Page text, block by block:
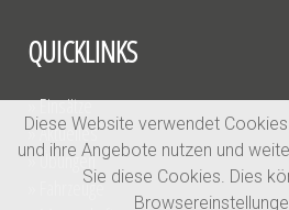
QUICKLINKS
» Einsätze
» Aktuelles
» Übungen
» Fahrzeuge
Diese Website verwendet
und ihre Angebote nutzen und
Sie diese Cookies. Dies